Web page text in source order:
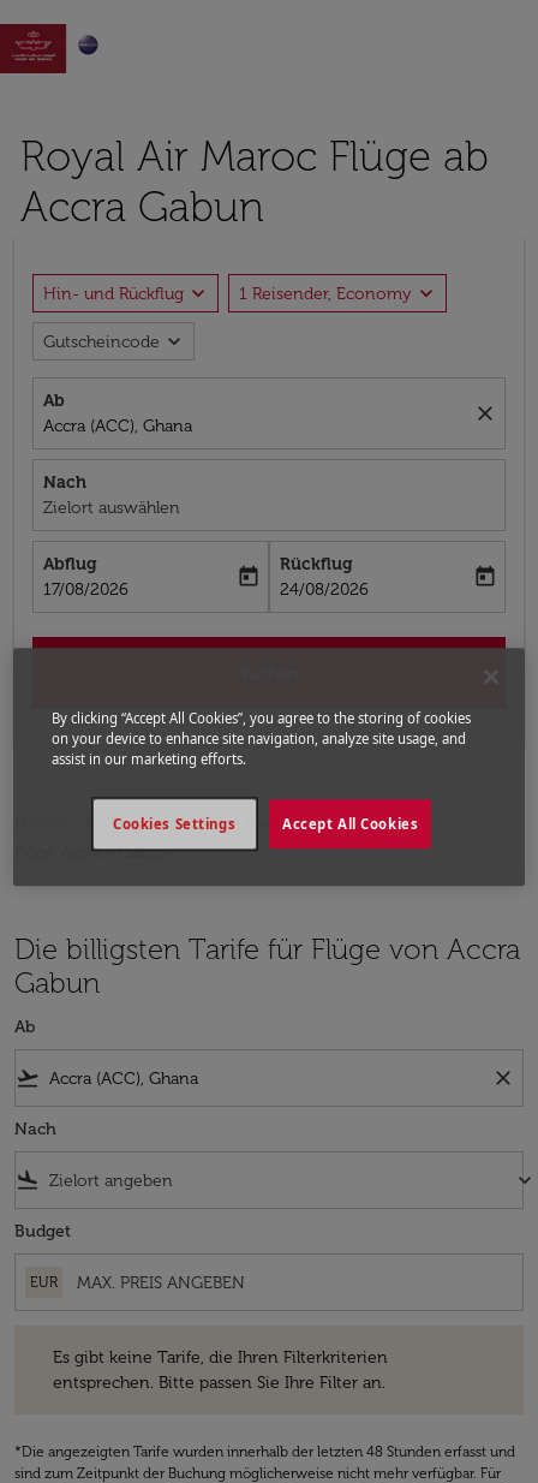

Royal Air Maroc Flüge ab
Accra Gabun
Hin- und Rückflug expand_more 1 Reisender, Economy expand_more
Gutscheincode expand_more
Ab
Accra (ACC), Ghana
close
Nach
Zielort auswählen
Abflug
fc-booking-departure-date-aria-label
17/08/2026
today
Rückflug
fc-booking-return-date-aria-label
24/08/2026
today
Flüge
Flüge nach Gabun
Flüge Accra - Gabun
Die billigsten Tarife für Flüge von Accra
Gabun
Ab
flight_takeoff close
Nach
flight_land keyboard_arrow_down
Budget
EUR
Es gibt keine Tarife, die Ihren Filterkriterien
entsprechen. Bitte passen Sie Ihre Filter an.
*Die angezeigten Tarife wurden innerhalb der letzten 48 Stunden erfasst und
sind zum Zeitpunkt der Buchung möglicherweise nicht mehr verfügbar. Für
By clicking “Accept All Cookies”, you agree to the storing of cookies
on your device to enhance site navigation, analyze site usage, and
assist in our marketing efforts.
Accept All Cookies
Cookies Settings